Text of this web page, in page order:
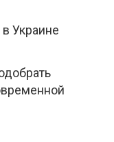
Украине